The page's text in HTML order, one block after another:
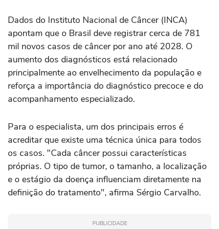
Dados do Instituto Nacional de Câncer (INCA)
apontam que o Brasil deve registrar cerca de 781
mil novos casos de câncer por ano até 2028. O
aumento dos diagnósticos está relacionado
principalmente ao envelhecimento da população e
reforça a importância do diagnóstico precoce e do
acompanhamento especializado.
Para o especialista, um dos principais erros é
acreditar que existe uma técnica única para todos
os casos. "Cada câncer possui características
próprias. O tipo de tumor, o tamanho, a localização
e o estágio da doença influenciam diretamente na
definição do tratamento", afirma Sérgio Carvalho.
PUBLICIDADE